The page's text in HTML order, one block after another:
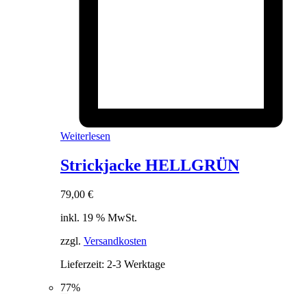
Weiterlesen
Strickjacke HELLGRÜN
79,00 €
inkl. 19 % MwSt.
zzgl. Versandkosten
Lieferzeit: 2-3 Werktage
77%